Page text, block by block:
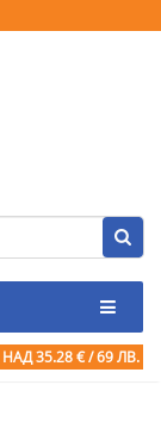
НАД 35.28 € / 69 ЛВ.